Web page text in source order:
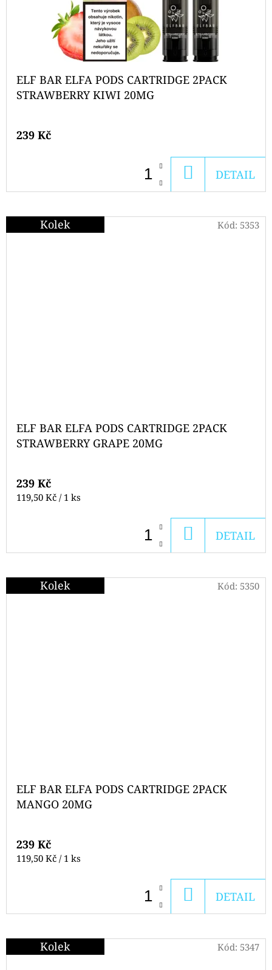
ELF BAR ELFA PODS CARTRIDGE 2PACK
STRAWBERRY KIWI 20MG
239 Kč
KOŠÍKU
DETAIL
Kolek
ELF BAR ELFA PODS CARTRIDGE 2PACK
STRAWBERRY GRAPE 20MG
239 Kč
Měrná
119,50 Kč / 1 ks
KOŠÍKU
DETAIL
Kód: 5353
Kolek
ELF BAR ELFA PODS CARTRIDGE 2PACK
MANGO 20MG
239 Kč
Měrná
119,50 Kč / 1 ks
KOŠÍKU
DETAIL
Kód: 5350
Kolek Kód: 5347